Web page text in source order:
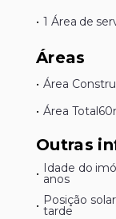
• 1 Área de
Áreas
• Área
• Área Total
Outras
• Idade do
anos
• Posição
tarde